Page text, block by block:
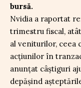
bursă.
Nvidia a raportat
trimestru fiscal,
al veniturilor, ceea
acțiunilor în
anunțat câștiguri
depășind